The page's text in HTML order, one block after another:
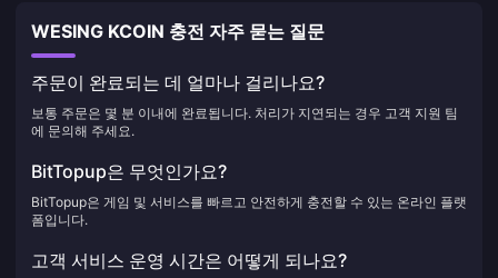
WESING KCOIN 충전 자주 묻는 질문
주문이 완료되는 데 얼마나 걸리나요?
보통 주문은 몇 분 이내에 완료됩니다. 처리가 지연되는 경우 고객 지원 팀
에 문의해 주세요.
BitTopup은 무엇인가요?
BitTopup은 게임 및 서비스를 빠르고 안전하게 충전할 수 있는 온라인 플랫
폼입니다.
고객 서비스 운영 시간은 어떻게 되나요?